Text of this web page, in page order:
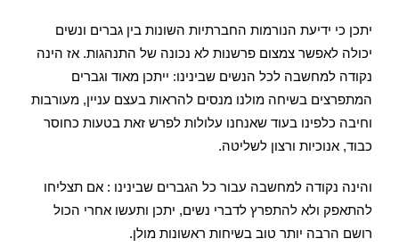
יתכן כי ידיעת הנורמות החברתיות השונות בין גברים ונשים
יכולה לאפשר צמצום פרשנות לא נכונה של התנהגות. אז הינה
נקודה למחשבה לכל הנשים שבינינו: ייתכן מאוד וגברים
המתפרצים בשיחה מולנו מנסים להראות בעצם עניין, מעורבות
וחיבה כלפינו בעוד שאנחנו עלולות לפרש זאת בטעות כחוסר
כבוד, אנוכיות ורצון לשליטה.
והינה נקודה למחשבה עבור כל הגברים שבינינו : אם תצליחו
להתאפק ולא להתפרץ לדברי נשים, יתכן ותעשו אחרי הכול
רושם הרבה יותר טוב בשיחות ראשונות מולן.